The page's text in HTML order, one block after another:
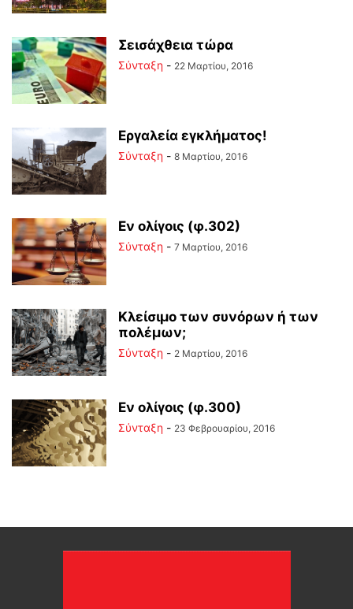
Σεισάχθεια τώρα
Σύνταξη - 22 Μαρτίου, 2016
Εργαλεία εγκλήματος!
Σύνταξη - 8 Μαρτίου, 2016
Εν ολίγοις (φ.302)
Σύνταξη - 7 Μαρτίου, 2016
Κλείσιμο των συνόρων ή των
πολέμων;
Σύνταξη - 2 Μαρτίου, 2016
Εν ολίγοις (φ.300)
Σύνταξη - 23 Φεβρουαρίου, 2016